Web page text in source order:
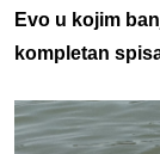
Evo u kojim
kompletan